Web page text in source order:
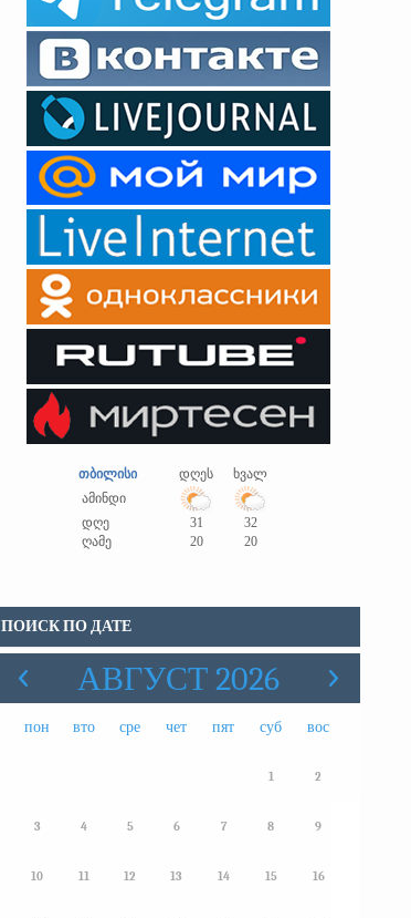
თბილისი დღეს
ხვალ
ამინდი
დღე
31
32
ღამე
20 20
ПОИСК ПО ДАТЕ
АВГУСТ 2026
пон вто сре чет пят суб вос
1 2
3 4 5 6 7 8 9
10 11 12 13 14 15 16